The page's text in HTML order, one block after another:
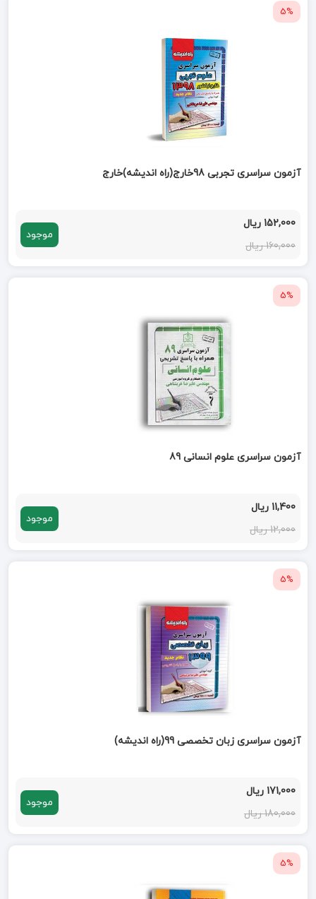
5%
آزمون سراسری تجربی 98خارج(راه اندیشه)خارج
152,000 ریال
160,000 ریال
موجود
5%
آزمون سراسری علوم انسانی 89
11,400 ریال
12,000 ریال
موجود
5%
آزمون سراسری زبان تخصصی 99(راه اندیشه)
171,000 ریال
180,000 ریال
موجود
5%